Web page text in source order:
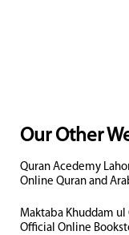
Our Other
Quran Acedemy
Online Quran and
Maktaba Khuddam ul
Official Online